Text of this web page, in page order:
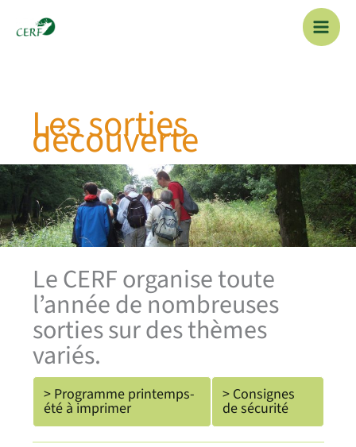
contenu
Les sorties
découverte
Le CERF organise toute
l’année de nombreuses
sorties sur des thèmes
variés.
> Programme printemps-
été à imprimer
> Consignes
de sécurité